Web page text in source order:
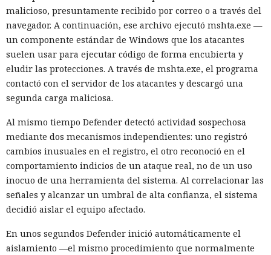
malicioso, presuntamente recibido por correo o a través del
navegador. A continuación, ese archivo ejecutó mshta.exe —
un componente estándar de Windows que los atacantes
suelen usar para ejecutar código de forma encubierta y
eludir las protecciones. A través de mshta.exe, el programa
contactó con el servidor de los atacantes y descargó una
segunda carga maliciosa.
Al mismo tiempo Defender detectó actividad sospechosa
mediante dos mecanismos independientes: uno registró
cambios inusuales en el registro, el otro reconoció en el
comportamiento indicios de un ataque real, no de un uso
inocuo de una herramienta del sistema. Al correlacionar las
señales y alcanzar un umbral de alta confianza, el sistema
decidió aislar el equipo afectado.
En unos segundos Defender inició automáticamente el
aislamiento —el mismo procedimiento que normalmente